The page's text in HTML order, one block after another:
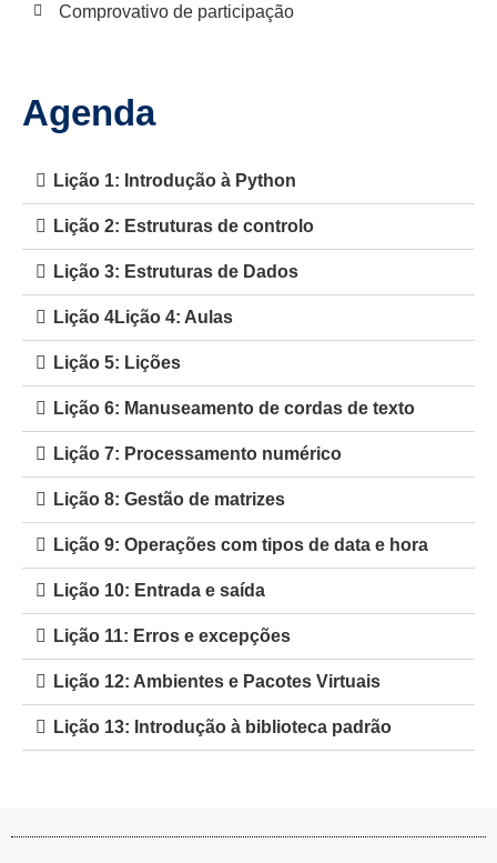
Comprovativo de participação
Agenda
Lição 1: Introdução à Python
Lição 2: Estruturas de controlo
Lição 3: Estruturas de Dados
Lição 4Lição 4: Aulas
Lição 5: Lições
Lição 6: Manuseamento de cordas de texto
Lição 7: Processamento numérico
Lição 8: Gestão de matrizes
Lição 9: Operações com tipos de data e hora
Lição 10: Entrada e saída
Lição 11: Erros e excepções
Lição 12: Ambientes e Pacotes Virtuais
Lição 13: Introdução à biblioteca padrão